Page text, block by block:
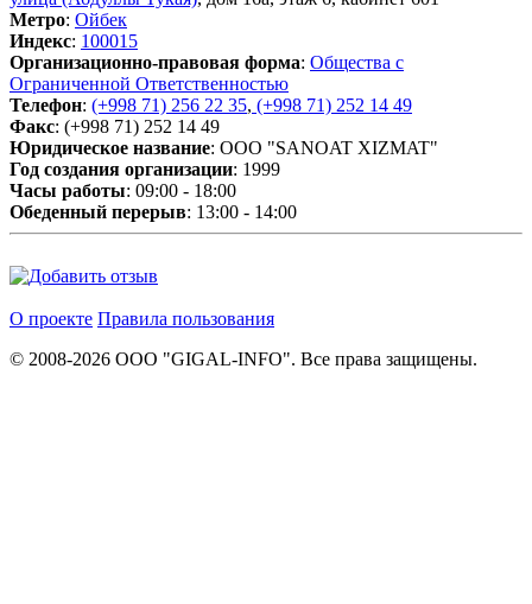
Метро: Ойбек
Индекс: 100015
Организационно-правовая форма: Общества с
Ограниченной Ответственностью
Телефон: (+998 71) 256 22 35, (+998 71) 252 14 49
Факс: (+998 71) 252 14 49
Юридическое название: OOO "SANOAT XIZMAT"
Год создания организации: 1999
Часы работы: 09:00 - 18:00
Обеденный перерыв: 13:00 - 14:00
О проекте Правила пользования
© 2008-2026 ООО "GIGAL-INFO". Все права защищены.